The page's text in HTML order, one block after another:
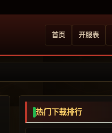
首页 开服表
热门下载排行